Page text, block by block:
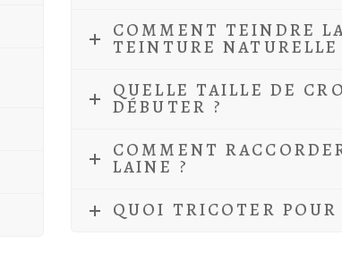
COMMENT TEINDRE
TEINTURE NATURELLE
QUELLE TAILLE DE
DÉBUTER ?
COMMENT
LAINE ?
QUOI TRICOTER POUR